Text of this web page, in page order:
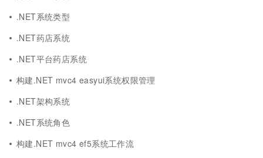
.NET系统类型
.NET药店系统
.NET平台药店系统
构建.NET mvc4 easyui系统权限管理
.NET架构系统
.NET系统角色
构建.NET mvc4 ef5系统工作流